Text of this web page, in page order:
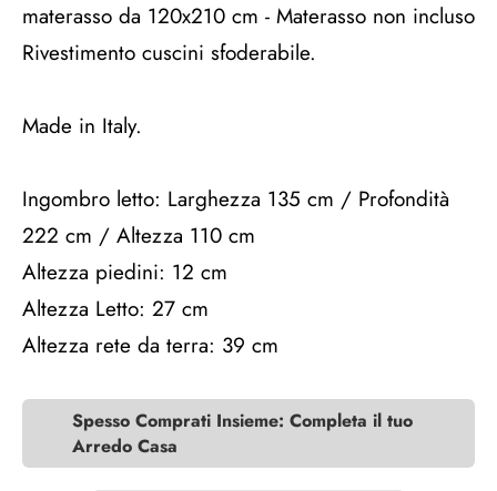
materasso da 120x210 cm - Materasso non incluso
Rivestimento cuscini sfoderabile.
Made in Italy.
Ingombro letto: Larghezza 135 cm / Profondità
222 cm / Altezza 110 cm
Altezza piedini: 12 cm
Altezza Letto: 27 cm
Altezza rete da terra: 39 cm
Spesso Comprati Insieme: Completa il tuo
Arredo Casa